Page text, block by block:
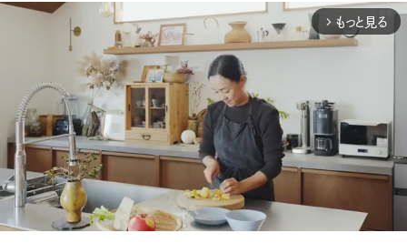
arrow_forward_ios もっと見る